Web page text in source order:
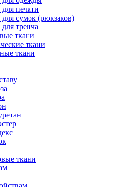
печати
для сумок (рюкзаков)
тренча
ткани
ткани
ткани
ткани